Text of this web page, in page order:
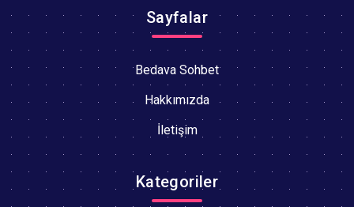
Sayfalar
Bedava Sohbet
Hakkımızda
İletişim
Kategoriler